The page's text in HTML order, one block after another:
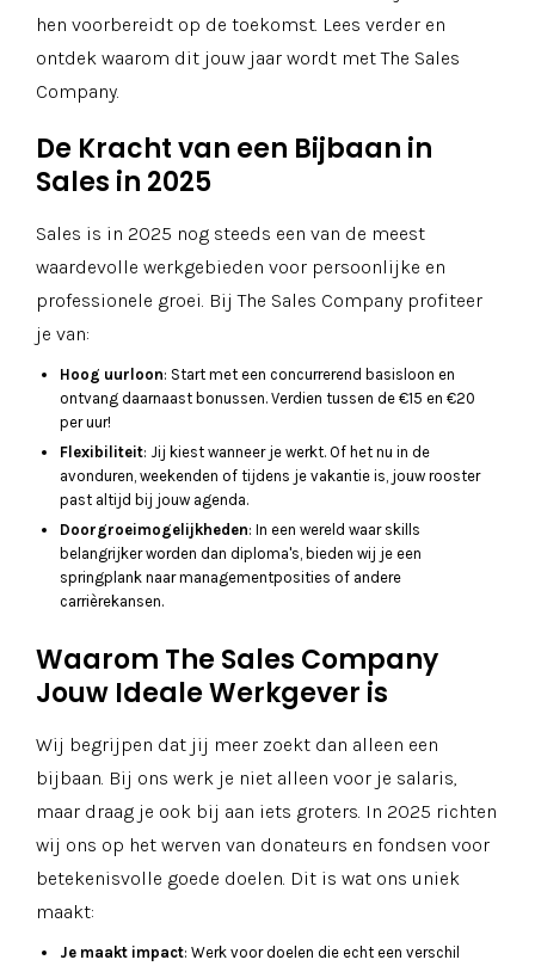
hen voorbereidt op de toekomst. Lees verder en
ontdek waarom dit jouw jaar wordt met The Sales
Company.
De Kracht van een Bijbaan in
Sales in 2025
Sales is in 2025 nog steeds een van de meest
waardevolle werkgebieden voor persoonlijke en
professionele groei. Bij The Sales Company profiteer
je van:
Hoog uurloon: Start met een concurrerend basisloon en
ontvang daarnaast bonussen. Verdien tussen de €15 en €20
per uur!
Flexibiliteit: Jij kiest wanneer je werkt. Of het nu in de
avonduren, weekenden of tijdens je vakantie is, jouw rooster
past altijd bij jouw agenda.
Doorgroeimogelijkheden: In een wereld waar skills
belangrijker worden dan diploma's, bieden wij je een
springplank naar managementposities of andere
carrièrekansen.
Waarom The Sales Company
Jouw Ideale Werkgever is
Wij begrijpen dat jij meer zoekt dan alleen een
bijbaan. Bij ons werk je niet alleen voor je salaris,
maar draag je ook bij aan iets groters. In 2025 richten
wij ons op het werven van donateurs en fondsen voor
betekenisvolle goede doelen. Dit is wat ons uniek
maakt:
Je maakt impact: Werk voor doelen die echt een verschil